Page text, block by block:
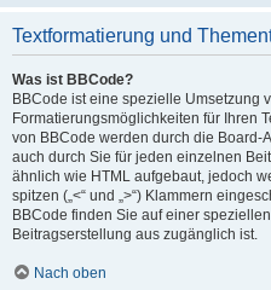
Textformatierung und
Was ist BBCode?
BBCode ist eine spezielle Umsetzung
Formatierungsmöglichkeiten für Ihren
von BBCode werden durch die Board-
auch durch Sie für jeden einzelnen
ähnlich wie HTML aufgebaut, jedoch
spitzen („<“ und „>“) Klammern
BBCode finden Sie auf einer
Beitragserstellung aus zugänglich ist.
Nach oben